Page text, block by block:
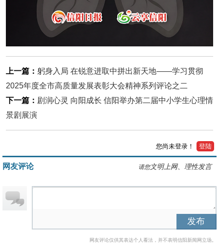
上一篇： 躬身入局 在锐意进取中拼出新天地——学习贯彻
2025年度全市高质量发展表彰大会精神系列评论之二
下一篇： 剧润心灵 向阳成长 信阳举办第二届中小学生心理情
景剧展演
您尚未登录！ 登陆
请您文明上网、理性发言
网友评论
发布
网友评论仅供其表达个人看法，并不表明信阳新闻网立场。